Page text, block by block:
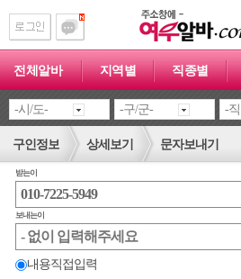
전체알바 지역별 직종별
구인정보 상세보기 문자보내기
받는이
보내는이
내용직접입력